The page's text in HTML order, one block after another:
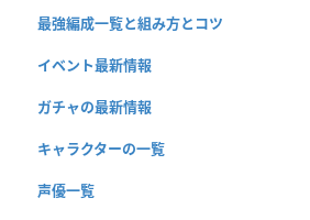
最強編成一覧と組み方とコツ
イベント最新情報
ガチャの最新情報
キャラクターの一覧
声優一覧